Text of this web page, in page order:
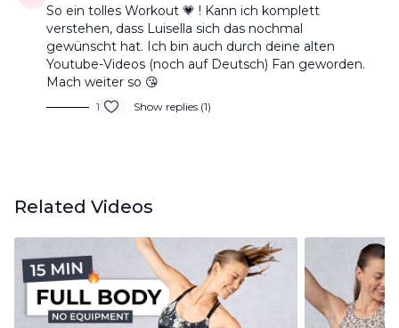
So ein tolles Workout 💗 ! Kann ich komplett
verstehen, dass Luisella sich das nochmal
gewünscht hat. Ich bin auch durch deine alten
Youtube-Videos (noch auf Deutsch) Fan geworden.
Mach weiter so 😘
1 Show replies (1)
Related Videos